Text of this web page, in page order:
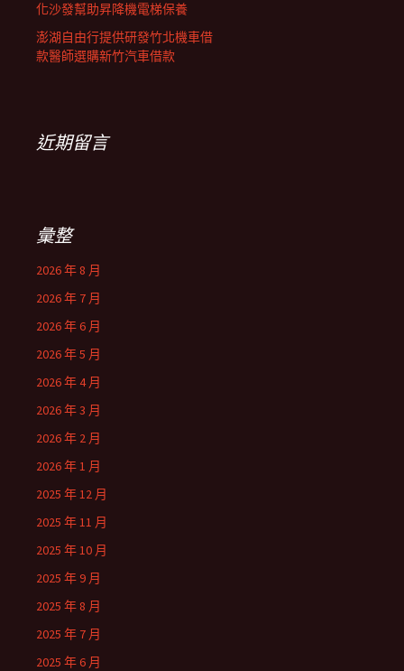
化沙發幫助昇降機電梯保養
澎湖自由行提供研發竹北機車借
款醫師選購新竹汽車借款
近期留言
彙整
2026 年 8 月
2026 年 7 月
2026 年 6 月
2026 年 5 月
2026 年 4 月
2026 年 3 月
2026 年 2 月
2026 年 1 月
2025 年 12 月
2025 年 11 月
2025 年 10 月
2025 年 9 月
2025 年 8 月
2025 年 7 月
2025 年 6 月